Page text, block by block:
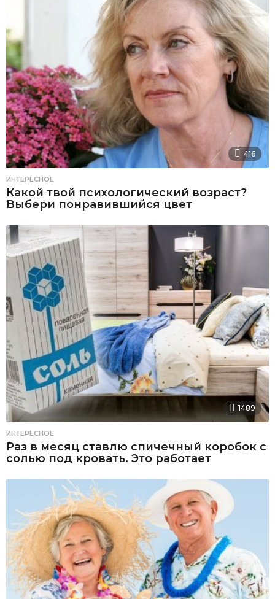
416
ИНТЕРЕСНОЕ
Какой твой психологический возраст?
Выбери понравившийся цвет
1489
ИНТЕРЕСНОЕ
Раз в месяц ставлю спичечный коробок с
солью под кровать. Это работает